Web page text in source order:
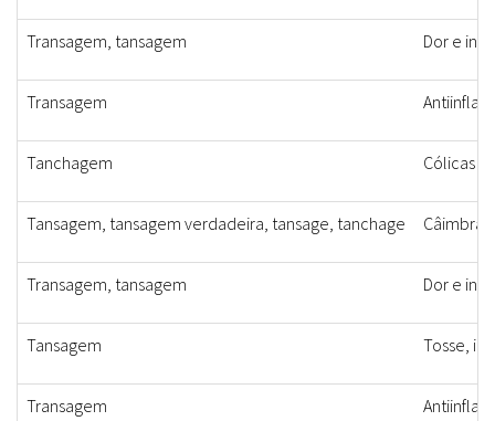
Transagem, tansagem Dor e
Transagem
Tanchagem Cólicas
Tansagem, tansagem verdadeira, tansage, tanchage
Transagem, tansagem Dor e
Tansagem Tosse,
Transagem